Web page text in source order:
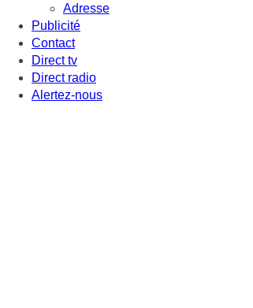
Adresse
Publicité
Contact
Direct tv
Direct radio
Alertez-nous